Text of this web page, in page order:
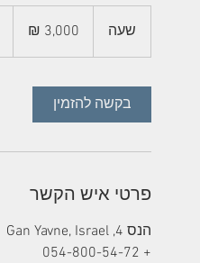
שעה
ע
חדשים
בקשה להזמין
פרטי איש הקשר
הנס 4, Gan Yavne, Israel
+ 054-800-54-72